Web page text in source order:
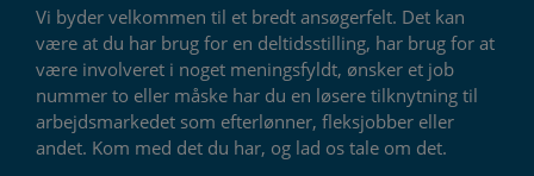
Vi byder velkommen til et bredt ansøgerfelt. Det kan
være at du har brug for en deltidsstilling, har brug for at
være involveret i noget meningsfyldt, ønsker et job
nummer to eller måske har du en løsere tilknytning til
arbejdsmarkedet som efterlønner, fleksjobber eller
andet. Kom med det du har, og lad os tale om det.